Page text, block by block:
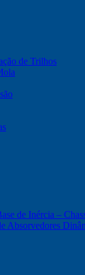
de Trilhos
de Inércia –
Absorvedores